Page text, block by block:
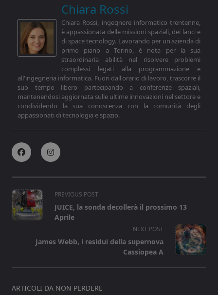
Chiara Rossi
Chiara Rossi, ingegnere informatico trentenne,
è appassionata delle missioni spaziali, dei lanci e
di space tecnology. Lavorando per un'azienda di
primo piano a Torino, è nota per la sua
straordinaria abilità nel risolvere problemi
complessi legati alla programmazione e
all'ingegneria informatica. Fuori dall'orario di lavoro, trascorre il
suo tempo libero partecipando a conferenze spaziali,
mantenendosi aggiornata sulle ultime innovazioni nel settore e
condividendo la sua conoscenza con la comunità degli
appassionati di tecnologia e spazio.
<span
class="nav-
subtitle
reader-
PREVIOUS POST
JUICE, la sonda decollerà il prossimo 13
Aprile
NEXT POST
James Webb, i residui della supernova
Cassiopea A
ARTICOLI DA NON PERDERE